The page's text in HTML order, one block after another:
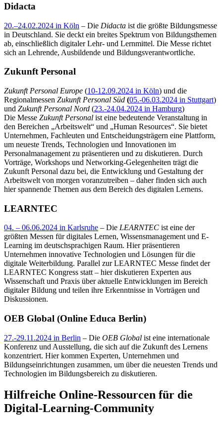
Didacta
20.–24.02.2024 in Köln – Die Didacta ist die größte Bildungsmesse
in Deutschland. Sie deckt ein breites Spektrum von Bildungsthemen
ab, einschließlich digitaler Lehr- und Lernmittel. Die Messe richtet
sich an Lehrende, Ausbildende und Bildungsverantwortliche.
Zukunft Personal
Zukunft Personal Europe (10-12.09.2024 in Köln) und die
Regionalmessen Zukunft Personal Süd (05.-06.03.2024 in Stuttgart)
und Zukunft Personal Nord (23.-24.04.2024 in Hamburg)
Die Messe Zukunft Personal ist eine bedeutende Veranstaltung in
den Bereichen „Arbeitswelt“ und „Human Resources“. Sie bietet
Unternehmen, Fachleuten und Entscheidungsträgern eine Plattform,
um neueste Trends, Technologien und Innovationen im
Personalmanagement zu präsentieren und zu diskutieren. Durch
Vorträge, Workshops und Networking-Gelegenheiten trägt die
Zukunft Personal dazu bei, die Entwicklung und Gestaltung der
Arbeitswelt von morgen voranzutreiben – daher finden sich auch
hier spannende Themen aus dem Bereich des digitalen Lernens.
LEARNTEC
04. – 06.06.2024 in Karlsruhe – Die LEARNTEC ist eine der
größten Messen für digitales Lernen, Wissensmanagement und E-
Learning im deutschsprachigen Raum. Hier präsentieren
Unternehmen innovative Technologien und Lösungen für die
digitale Weiterbildung. Parallel zur LEARNTEC Messe findet der
LEARNTEC Kongress statt – hier diskutieren Experten aus
Wissenschaft und Praxis über aktuelle Entwicklungen im Bereich
digitaler Bildung und teilen ihre Erkenntnisse in Vorträgen und
Diskussionen.
OEB Global (Online Educa Berlin)
27.-29.11.2024 in Berlin – Die OEB Global ist eine internationale
Konferenz und Ausstellung, die sich auf die Zukunft des Lernens
konzentriert. Hier kommen Experten, Unternehmen und
Bildungseinrichtungen zusammen, um über die neuesten Trends und
Technologien im Bildungsbereich zu diskutieren.
Hilfreiche Online-Ressourcen für die
Digital-Learning-Community